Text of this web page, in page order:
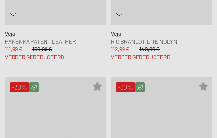
Veja
PANENKA PATENT LEATHER
111,99 €
159,99 €
VERDER GEREDUCEERD
Veja
RIO BRANCO II LITE NOLYN
112,99 €
149,99 €
VERDER GEREDUCEERD
-20% -30%